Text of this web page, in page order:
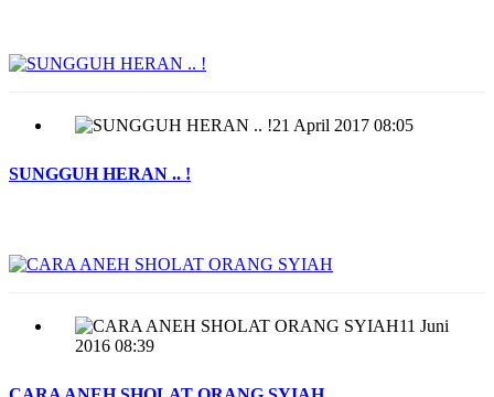
21 April 2017 08:05
SUNGGUH HERAN .. !
11 Juni
2016 08:39